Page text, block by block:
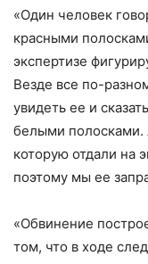
«Один человек
красными
экспертизе
Везде все по-
увидеть ее и
белыми полосками.
которую отдали на
поэтому мы ее
«Обвинение
том, что в ходе